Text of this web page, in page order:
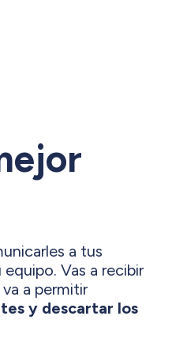
a tus
Vas a recibir
a permitir
y descartar los